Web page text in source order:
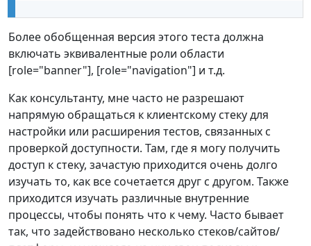
Более обобщенная версия этого теста должна
включать эквивалентные роли области
[role="banner"], [role="navigation"] и т.д.
Как консультанту, мне часто не разрешают
напрямую обращаться к клиентскому стеку для
настройки или расширения тестов, связанных с
проверкой доступности. Там, где я могу получить
доступ к стеку, зачастую приходится очень долго
изучать то, как все сочетается друг с другом. Также
приходится изучать различные внутренние
процессы, чтобы понять что к чему. Часто бывает
так, что задействовано несколько стеков/сайтов/